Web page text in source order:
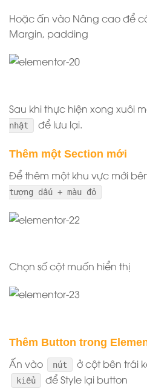
Hoặc ấn vào Nâng cao để
Margin, padding
Sau khi thực hiện xong xuôi
nhật
để lưu lại.
Thêm một Section mới
Để thêm một khu vực mới
tượng dấu + màu đỏ
Chọn số cột muốn hiển thị
Thêm Button trong
Ấn vào nút ở cột bên trái
kiểu để Style lại button